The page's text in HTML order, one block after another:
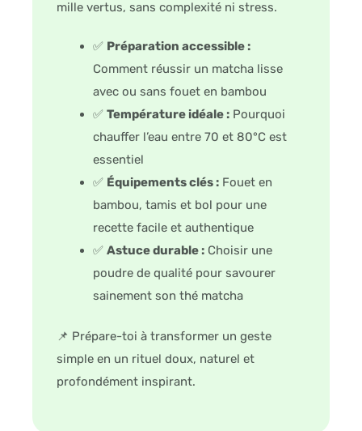
mille vertus, sans complexité ni stress.
✅ Préparation accessible :
Comment réussir un matcha lisse
avec ou sans fouet en bambou
✅ Température idéale : Pourquoi
chauffer l’eau entre 70 et 80°C est
essentiel
✅ Équipements clés : Fouet en
bambou, tamis et bol pour une
recette facile et authentique
✅ Astuce durable : Choisir une
poudre de qualité pour savourer
sainement son thé matcha
📌 Prépare-toi à transformer un geste
simple en un rituel doux, naturel et
profondément inspirant.